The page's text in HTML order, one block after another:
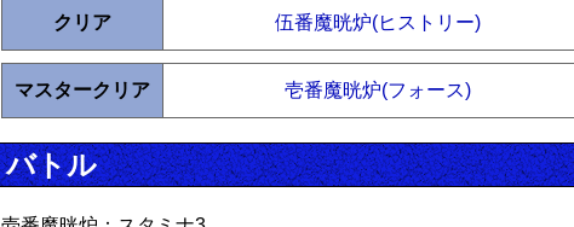
クリア 伍番魔晄炉(ヒストリー)
マスタークリア 壱番魔晄炉(フォース)
バトル